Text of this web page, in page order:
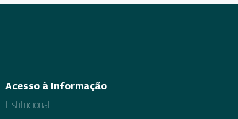
Acesso à Informação
Institucional